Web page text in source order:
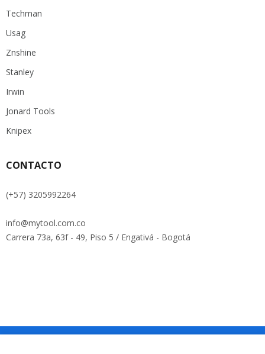
Techman
Usag
Znshine
Stanley
Irwin
Jonard Tools
Knipex
CONTACTO
(+57) 3205992264
info@mytool.com.co
Carrera 73a, 63f - 49, Piso 5 / Engativá - Bogotá